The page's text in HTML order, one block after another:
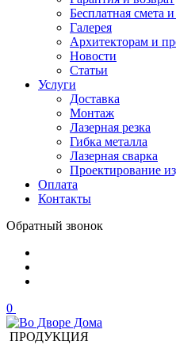
Бесплатная смета
Галерея
Архитекторам и
Новости
Статьи
Услуги
Доставка
Монтаж
Лазерная резка
Гибка металла
Лазерная сварка
Проектирование
Оплата
Контакты
Обратный звонок
0
ПРОДУКЦИЯ